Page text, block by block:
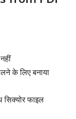
के लिए बनाया
सिक्योर फाइल